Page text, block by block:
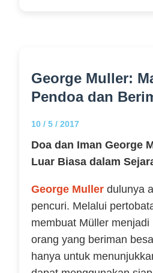
George Muller:
Pendoa dan
10 / 5 / 2017
Doa dan Iman George
Luar Biasa dalam
George Muller dulunya
pencuri. Melalui
membuat Müller menjadi
orang yang beriman
hanya untuk